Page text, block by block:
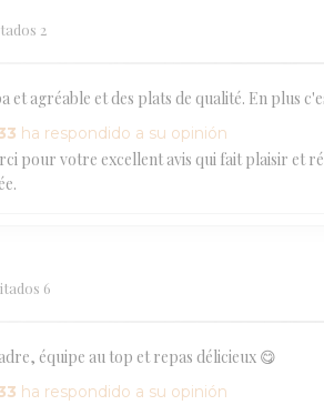
2
et agréable et des plats de qualité. En plus
ha respondido a su opinión
pour votre excellent avis qui fait plaisir et
6
équipe au top et repas délicieux 😋
ha respondido a su opinión